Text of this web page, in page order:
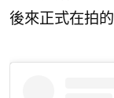
後來正式在拍